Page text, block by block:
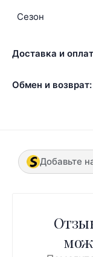
Сезон
Доставка и
Обмен и возврат:
Добавьте